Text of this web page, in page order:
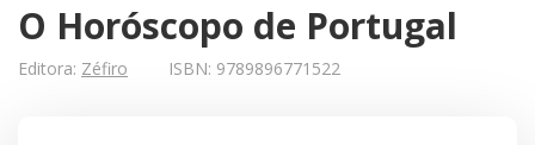
O Horóscopo de Portugal
Editora: Zéfiro ISBN: 9789896771522